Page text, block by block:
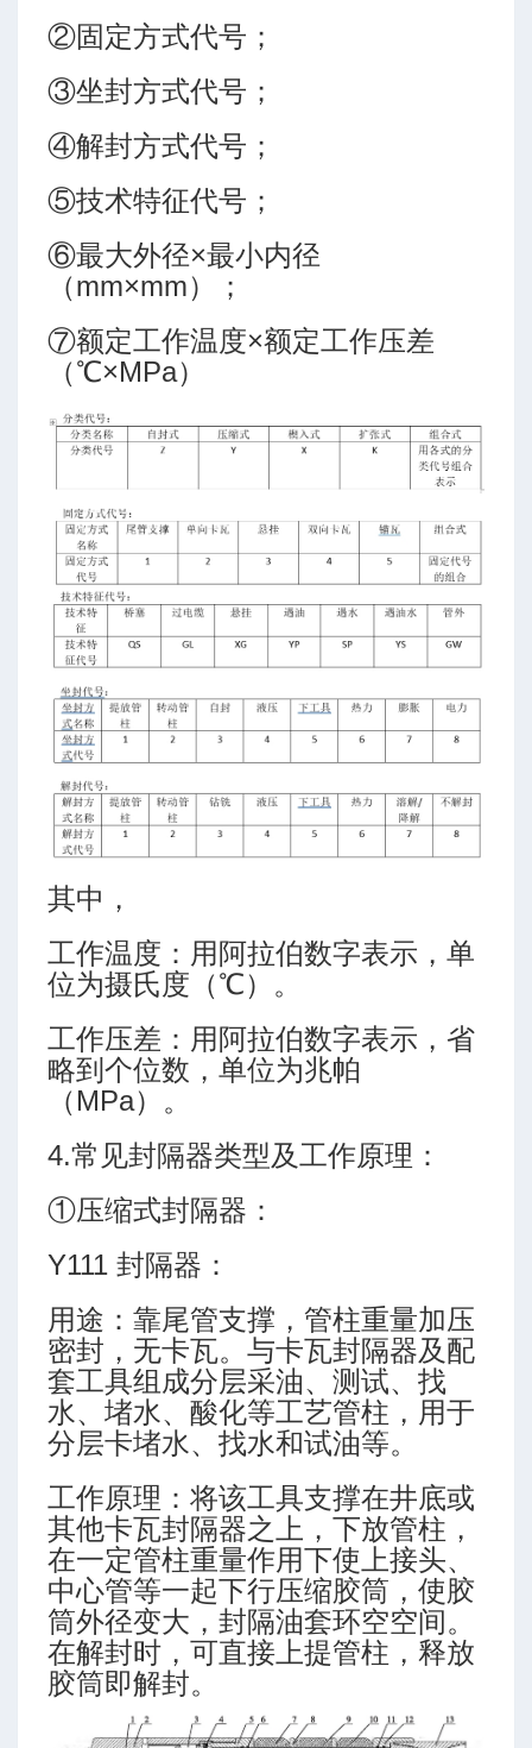
高级模式-三段式
级模式-多靶三段式
高级模式-五段式
级模式-双增式
简单模式-三段式
简单模式-多靶三段式
简单模式-五段式
单模式-双增式
(Martin Klempa)
②固定方式代号；
③坐封方式代号；
④解封方式代号；
⑤技术特征代号；
⑥最大外径×最小内径
（mm×mm）；
⑦额定工作温度×额定工作压差
（℃×MPa）
其中，
工作温度：用阿拉伯数字表示，单
位为摄氏度（℃）。
工作压差：用阿拉伯数字表示，省
略到个位数，单位为兆帕
（MPa）。
4.常见封隔器类型及工作原理：
①压缩式封隔器：
Y111 封隔器：
用途：靠尾管支撑，管柱重量加压
密封，无卡瓦。与卡瓦封隔器及配
套工具组成分层采油、测试、找
水、堵水、酸化等工艺管柱，用于
分层卡堵水、找水和试油等。
工作原理：将该工具支撑在井底或
其他卡瓦封隔器之上，下放管柱，
在一定管柱重量作用下使上接头、
中心管等一起下行压缩胶筒，使胶
筒外径变大，封隔油套环空空间。
在解封时，可直接上提管柱，释放
胶筒即解封。